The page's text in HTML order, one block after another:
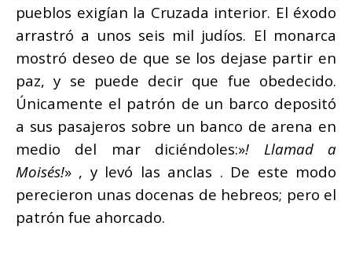
pueblos exigían la Cruzada interior. El éxodo
arrastró a unos seis mil judíos. El monarca
mostró deseo de que se los dejase partir en
paz, y se puede decir que fue obedecido.
Únicamente el patrón de un barco depositó
a sus pasajeros sobre un banco de arena en
medio del mar diciéndoles:»! Llamad a
Moisés!» , y levó las anclas . De este modo
perecieron unas docenas de hebreos; pero el
patrón fue ahorcado.